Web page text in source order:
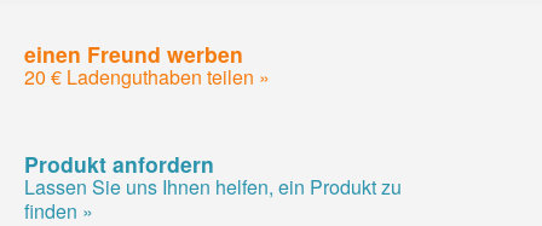
einen Freund werben
20 € Ladenguthaben teilen »
Produkt anfordern
Lassen Sie uns Ihnen helfen, ein Produkt zu
finden »